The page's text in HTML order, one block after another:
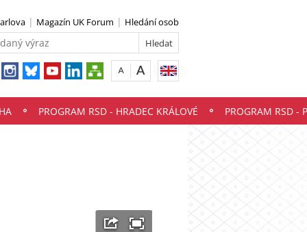
Magazín UK Forum Hledání osob
PROGRAM RSD - HRADEC KRÁLOVÉ PROGRAM RSD -